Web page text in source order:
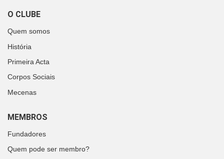
O CLUBE
Quem somos
História
Primeira Acta
Corpos Sociais
Mecenas
MEMBROS
Fundadores
Quem pode ser membro?